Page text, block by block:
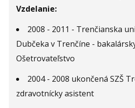
Vzdelanie:
2008 - 2011 - Trenčianska
Dubčeka v Trenčíne -
Ošetrovateľstvo
2004 - 2008 ukončená SZŠ
zdravotnícky asistent